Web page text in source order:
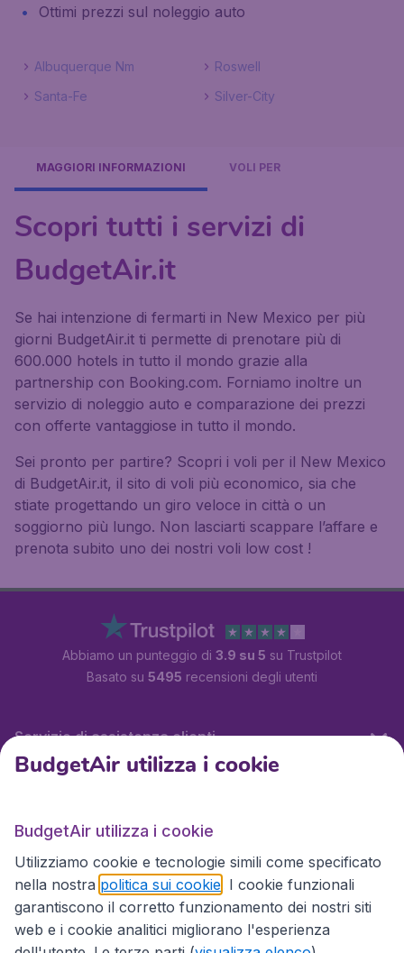
Ottimi prezzi sul noleggio auto
Albuquerque Nm
Roswell
Santa-Fe
Silver-City
MAGGIORI INFORMAZIONI VOLI PER
Scopri tutti i servizi di
BudgetAir.it
Se hai intenzione di fermarti in New Mexico per più
giorni BudgetAir.it ti permette di prenotare più di
600.000 hotels in tutto il mondo grazie alla
partnership con Booking.com. Forniamo inoltre un
servizio di noleggio auto e comparazione dei prezzi
con offerte vantaggiose in tutto il mondo.
Sei pronto per partire? Scopri i voli per il New Mexico
di BudgetAir.it, il sito di voli più economico, sia che
stiate progettando un giro veloce in città o un
soggiorno più lungo. Non lasciarti scappare l’affare e
prenota subito uno dei nostri voli low cost !
Abbiamo un punteggio di 3.9 su 5 su Trustpilot
Basato su 5495 recensioni degli utenti
Servizio di assistenza clienti
Siti internazionali
BudgetAir utilizza i cookie
BudgetAir utilizza i cookie
Utilizziamo cookie e tecnologie simili come specificato
nella nostra politica sui cookie . I cookie funzionali
garantiscono il corretto funzionamento dei nostri siti
web e i cookie analitici migliorano l'esperienza